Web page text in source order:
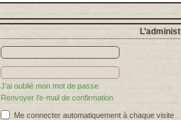
J’ai oublié mon mot de passe
Renvoyer l’e-mail de confirmation
Me connecter automatiquement à chaque visite